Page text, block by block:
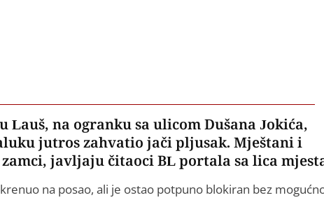
na ogranku sa ulicom Dušana Jokića,
jutros zahvatio jači pljusak. Mještani i
javljaju čitaoci BL portala sa lica
na posao, ali je ostao potpuno blokiran bez